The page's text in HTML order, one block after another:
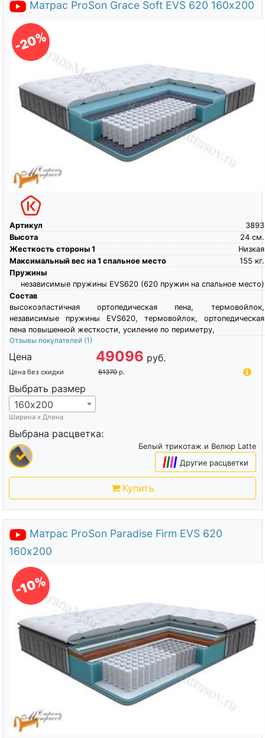
Матрас ProSon Grace Soft EVS 620 160х200
-20%
Артикул
3893
Высота
см.
24
Жесткость стороны 1
Низкая
Максимальный вес на 1 спальное место
кг.
155
Пружины
независимые пружины EVS620 (620 пружин на спальное место)
Состав
высокоэластичная ортопедическая пена, термовойлок,
независимые пружины EVS620, термовойлок, ортопедическая
пена повышенной жесткости, усиление по периметру,
Отзывы покупателей (1)
Цена 49096 руб.
Цена без скидки 61370 р.
Выбрать размер
160х200
Ширина х Длина
Выбрана расцветка:
Белый трикотаж и Велюр Latte
|||| Другие расцветки
Купить
Матрас ProSon Paradise Firm EVS 620
160х200
-10%